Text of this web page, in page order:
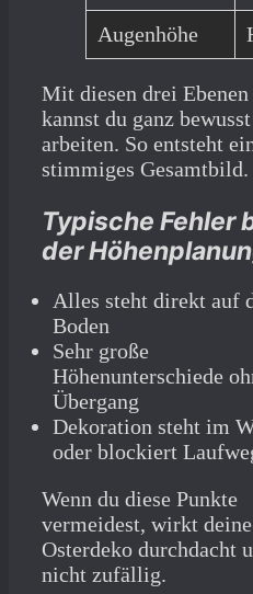
Augenhöhe
Mit diesen drei Ebenen
kannst du ganz bewusst
arbeiten. So entsteht
stimmiges Gesamtbild.
Typische Fehler
der
Alles steht direkt auf
Boden
Sehr große
Höhenunterschiede
Übergang
Dekoration steht im
oder blockiert
Wenn du diese Punkte
vermeidest, wirkt deine
Osterdeko durchdacht
nicht zufällig.